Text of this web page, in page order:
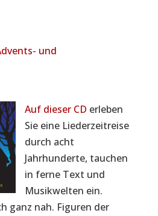
und
Auf dieser CD erleben
Sie eine Liederzeitreise
durch acht
Jahrhunderte, tauchen
in ferne Text und
Musikwelten ein.
ganz nah. Figuren der